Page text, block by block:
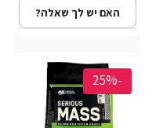
האם יש לך שאלה?
-25%